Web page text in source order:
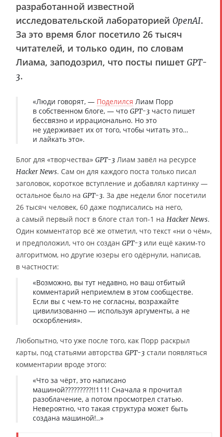
разработанной известной
исследовательской лабораторией OpenAI.
За это время блог посетило 26 тысяч
читателей, и только один, по словам
Лиама, заподозрил, что посты пишет GPT-
3.
«Люди говорят, — Поделился Лиам Порр
в собственном блоге, — что GPT-3 часто пишет
бессвязно и иррационально. Но это
не удерживает их от того, чтобы читать это…
и лайкать это».
Блог для «творчества» GPT-3 Лиам завёл на ресурсе
Hacker News. Сам он для каждого поста только писал
заголовок, короткое вступление и добавлял картинку —
остальное было на GPT-3. За две недели блог посетили
26 тысяч человек, 60 даже подписались на него,
а самый первый пост в блоге стал топ-1 на Hacker News.
Один комментатор всё же отметил, что текст «ни о чём»,
и предположил, что он создан GPT-3 или ещё каким-то
алгоритмом, но другие юзеры его одёрнули, написав,
в частности:
«Возможно, вы тут недавно, но ваш отбитый
комментарий неприемлем в этом сообществе.
Если вы с чем-то не согласны, возражайте
цивилизованно — используя аргументы, а не
оскорбления».
Любопытно, что уже после того, как Порр раскрыл
карты, под статьями авторства GPT-3 стали появляться
комментарии вроде этого:
«Что за чёрт, это написано
машиной?????????!!111! Сначала я прочитал
разоблачение, а потом просмотрел статью.
Невероятно, что такая структура может быть
создана машиной!..»